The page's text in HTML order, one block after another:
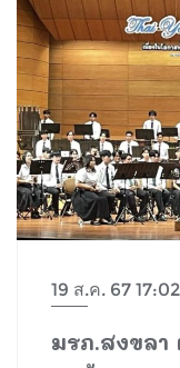
19 ส.ค. 67 17:02
มรภ.สงขลา